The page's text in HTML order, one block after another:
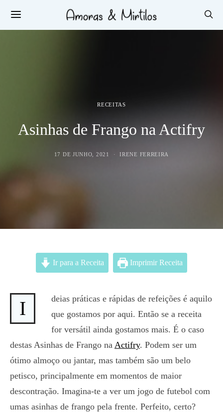
RECEITAS
Asinhas de Frango na Actifry
17 DE JUNHO, 2021 IRENE FERREIRA
Ir para a Receita Imprimir Receita
I
deias práticas e rápidas de refeições é aquilo
que gostamos por aqui. Então se a receita
for versátil ainda gostamos mais. É o caso
destas Asinhas de Frango na Actifry. Podem ser um
ótimo almoço ou jantar, mas também são um belo
petisco, principalmente em momentos de maior
descontração. Imagina-te a ver um jogo de futebol com
umas asinhas de frango pela frente. Perfeito, certo?